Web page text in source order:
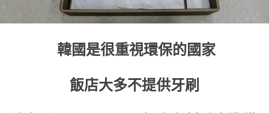
韓國是很重視環保的國家
飯店大多不提供牙刷